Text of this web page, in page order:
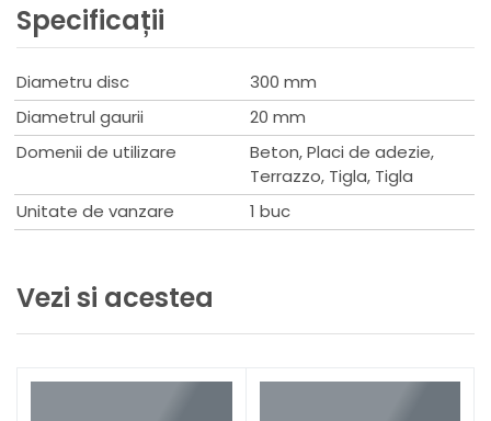
Specificații
Diametru disc
300 mm
Diametrul gaurii
20 mm
Domenii de utilizare
Beton, Placi de adezie,
Terrazzo, Tigla, Tigla
Unitate de vanzare
1 buc
Vezi si acestea